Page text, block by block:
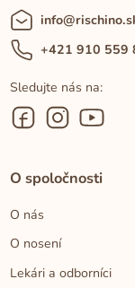
+421 910 559
Sledujte nás na:
O spoločnosti
O nás
O nosení
Lekári a odborníci